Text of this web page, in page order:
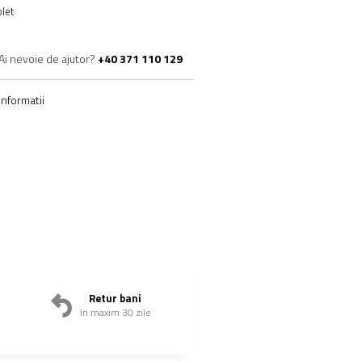
nevoie de ajutor? +40 371 110 129
Retur bani
In maxim 30 zile